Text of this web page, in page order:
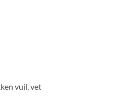
vuil, vet